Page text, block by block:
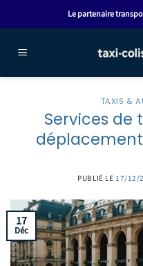
au
Le partenaire
TAXIS &
Services de
PUBLIÉ LE 17/12/
17
Déc